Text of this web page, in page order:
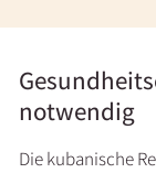
notwendig
Die kubanische